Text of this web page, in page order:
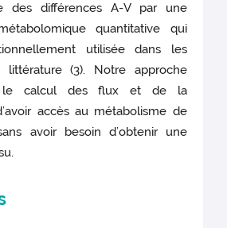
des différences A-V par une
quantitative qui
utilisée dans les
(3). Notre approche
le calcul des flux et de la
accès au métabolisme de
avoir besoin d’obtenir une